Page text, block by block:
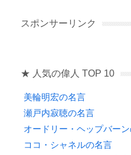
スポンサーリンク
★ 人気の偉人 TOP 10
美輪明宏の名言
瀬戸内寂聴の名言
オードリー・ヘップバー
ココ・シャネルの名言